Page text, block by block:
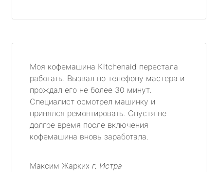
Моя кофемашина Kitchenaid перестала
работать. Вызвал по телефону мастера и
прождал его не более 30 минут.
Специалист осмотрел машинку и
принялся ремонтировать. Спустя не
долгое время после включения
кофемашина вновь заработала.
Максим Жарких г. Истра